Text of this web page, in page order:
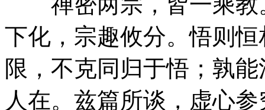
下化，宗趣攸分。悟则
限，不克同归于悟；孰
人在。兹篇所谈，虚心